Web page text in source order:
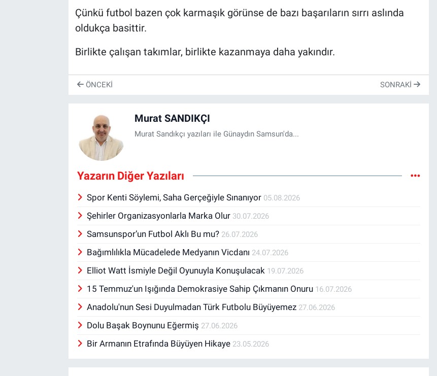
Çünkü futbol bazen çok karmaşık görünse de bazı başarıların sırrı aslında
oldukça basittir.
Birlikte çalışan takımlar, birlikte kazanmaya daha yakındır.
ÖNCEKI SONRAKI
Murat SANDIKÇI
Murat Sandıkçı yazıları ile Günaydın Samsun'da...
Yazarın Diğer Yazıları
Spor Kenti Söylemi, Saha Gerçeğiyle Sınanıyor 05.08.2026
Şehirler Organizasyonlarla Marka Olur 30.07.2026
Samsunspor’un Futbol Aklı Bu mu? 26.07.2026
Bağımlılıkla Mücadelede Medyanın Vicdanı 24.07.2026
Elliot Watt İsmiyle Değil Oyunuyla Konuşulacak 19.07.2026
15 Temmuz'un Işığında Demokrasiye Sahip Çıkmanın Onuru 16.07.2026
Anadolu'nun Sesi Duyulmadan Türk Futbolu Büyüyemez 27.06.2026
Dolu Başak Boynunu Eğermiş 27.06.2026
Bir Armanın Etrafında Büyüyen Hikaye 23.05.2026